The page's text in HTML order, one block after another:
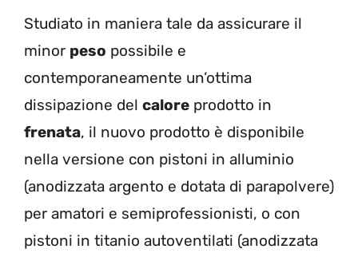
Studiato in maniera tale da assicurare il
minor peso possibile e
contemporaneamente un’ottima
dissipazione del calore prodotto in
frenata, il nuovo prodotto è disponibile
nella versione con pistoni in alluminio
(anodizzata argento e dotata di parapolvere)
per amatori e semiprofessionisti, o con
pistoni in titanio autoventilati (anodizzata